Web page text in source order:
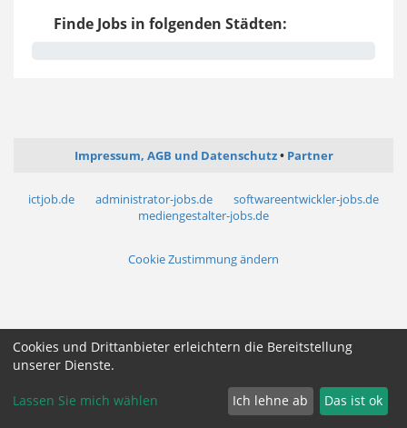
Finde Jobs in folgenden Städten:
Impressum, AGB und Datenschutz Partner
ictjob.de administrator-jobs.de
softwareentwickler-jobs.de
mediengestalter-jobs.de
Cookie Zustimmung ändern
Cookies und Drittanbieter erleichtern die Bereitstellung
unserer Dienste.
Lassen Sie mich wählen Ich lehne ab Das ist ok